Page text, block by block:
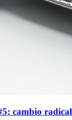
cambio radical